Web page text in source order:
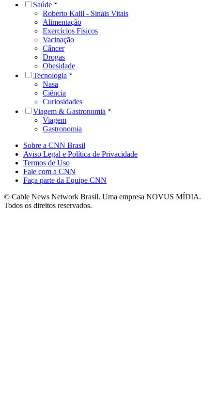
Saúde
Roberto Kalil - Sinais Vitais
Alimentação
Exercícios Físicos
Vacinação
Câncer
Drogas
Obesidade
Tecnologia
Nasa
Ciência
Curiosidades
Viagem & Gastronomia
Viagem
Gastronomia
Sobre a CNN Brasil
Aviso Legal e Política de Privacidade
Termos de Uso
Fale com a CNN
Faça parte da Equipe CNN
© Cable News Network Brasil. Uma empresa NOVUS MÍDIA.
Todos os direitos reservados.